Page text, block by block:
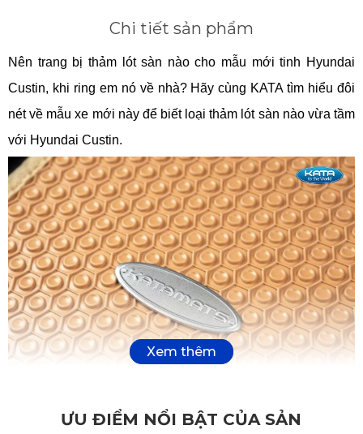
Chi tiết sản phẩm
Nên trang bị thảm lót sàn nào cho mẫu mới tinh Hyundai
Custin, khi ring em nó về nhà? Hãy cùng KATA tìm hiểu đôi
nét về mẫu xe mới này để biết loại thảm lót sàn nào vừa tầm
với Hyundai Custin.
ƯU ĐIỂM NỔI BẬT CỦA SẢN